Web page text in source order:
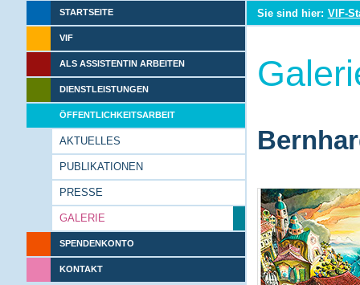
STARTSEITE
VIF
ALS ASSISTENTIN ARBEITEN
DIENSTLEISTUNGEN
ÖFFENTLICHKEITSARBEIT
AKTUELLES
PUBLIKATIONEN
PRESSE
GALERIE
SPENDENKONTO
KONTAKT
Sie sind hier: VIF-